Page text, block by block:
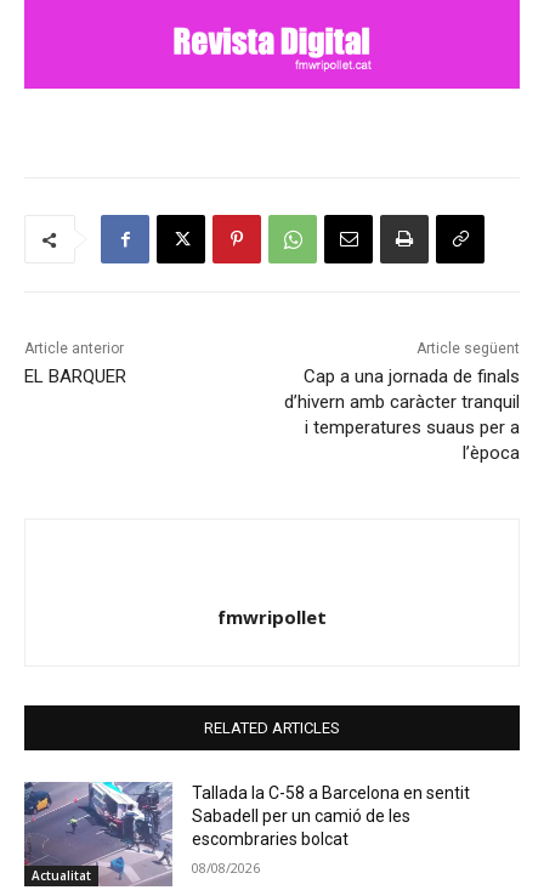
Article anterior
EL BARQUER
Article següent
Cap a una jornada de finals
d’hivern amb caràcter tranquil
i temperatures suaus per a
l’època
fmwripollet
RELATED ARTICLES
Actualitat
Tallada la C-58 a Barcelona en sentit
Sabadell per un camió de les
escombraries bolcat
08/08/2026